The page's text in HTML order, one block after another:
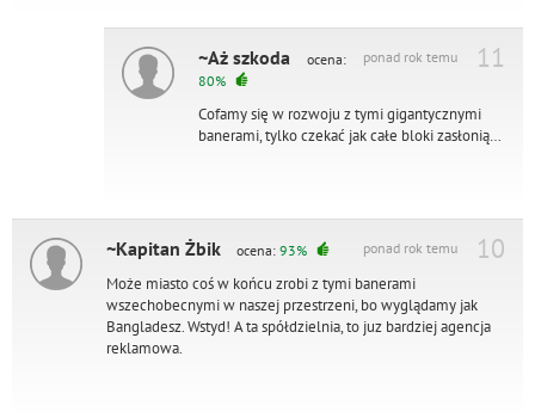
~Aż szkoda 11
ponad rok temu
ocena:
80%
Cofamy się w rozwoju z tymi gigantycznymi
banerami, tylko czekać jak całe bloki zasłonią…
~Kapitan Żbik 10
ponad rok temu
ocena: 93%
Może miasto coś w końcu zrobi z tymi banerami
wszechobecnymi w naszej przestrzeni, bo wyglądamy jak
Bangladesz. Wstyd! A ta spółdzielnia, to juz bardziej agencja
reklamowa.